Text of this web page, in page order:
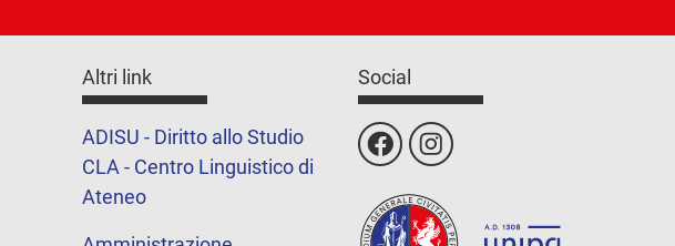
Altri link
ADISU - Diritto allo Studio
CLA - Centro Linguistico di
Ateneo
Social